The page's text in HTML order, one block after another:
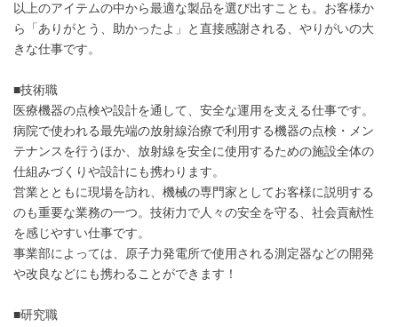
以上のアイテムの中から最適な製品を選び出すことも。お客様か
ら「ありがとう、助かったよ」と直接感謝される、やりがいの大
きな仕事です。
■技術職
医療機器の点検や設計を通して、安全な運用を支える仕事です。
病院で使われる最先端の放射線治療で利用する機器の点検・メン
テナンスを行うほか、放射線を安全に使用するための施設全体の
仕組みづくりや設計にも携わります。
営業とともに現場を訪れ、機械の専門家としてお客様に説明する
のも重要な業務の一つ。技術力で人々の安全を守る、社会貢献性
を感じやすい仕事です。
事業部によっては、原子力発電所で使用される測定器などの開発
や改良などにも携わることができます！
■研究職